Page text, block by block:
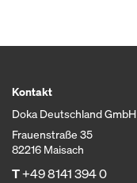
Kontakt
Doka Deutschland GmbH
Frauenstraße 35
82216 Maisach
T+49 8141 394 0